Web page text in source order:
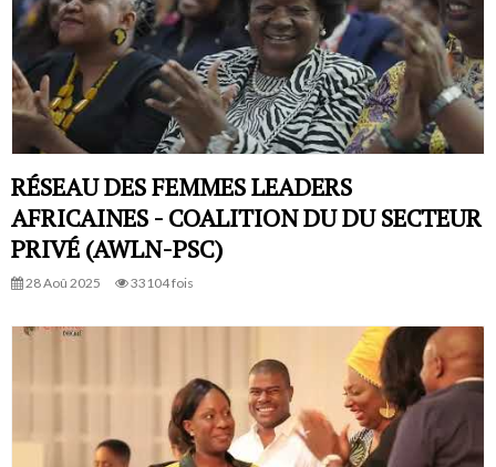
RÉSEAU DES FEMMES LEADERS
AFRICAINES - COALITION DU DU SECTEUR
PRIVÉ (AWLN-PSC)
28 Aoû 2025 33104 fois